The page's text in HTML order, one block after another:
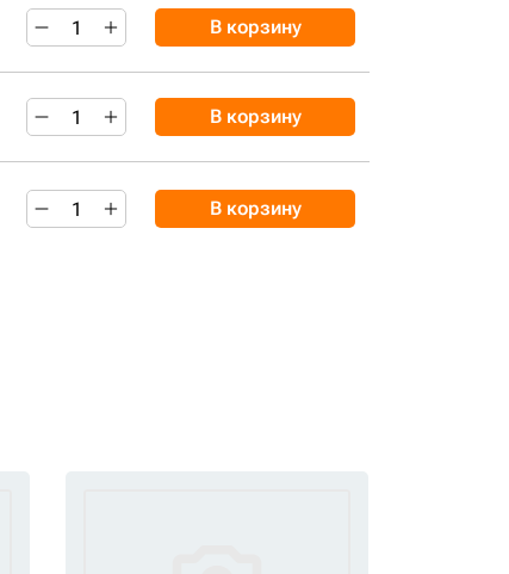
В корзину
В корзину
В корзину